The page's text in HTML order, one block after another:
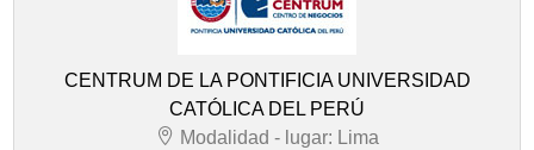
CENTRUM DE LA PONTIFICIA UNIVERSIDAD
CATÓLICA DEL PERÚ
Modalidad - lugar: Lima